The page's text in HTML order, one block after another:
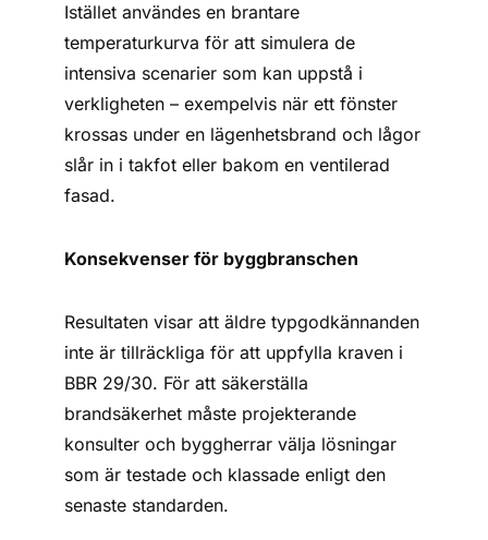
Istället användes en brantare
temperaturkurva för att simulera de
intensiva scenarier som kan uppstå i
verkligheten – exempelvis när ett fönster
krossas under en lägenhetsbrand och lågor
slår in i takfot eller bakom en ventilerad
fasad.
Konsekvenser för byggbranschen
Resultaten visar att äldre typgodkännanden
inte är tillräckliga för att uppfylla kraven i
BBR 29/30. För att säkerställa
brandsäkerhet måste projekterande
konsulter och byggherrar välja lösningar
som är testade och klassade enligt den
senaste standarden.